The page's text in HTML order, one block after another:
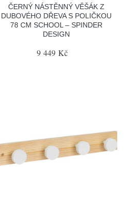
ČERNÝ NÁSTĚNNÝ VĚŠÁK Z
DUBOVÉHO DŘEVA S POLIČKOU
78 CM SCHOOL – SPINDER
DESIGN
9 449 Kč